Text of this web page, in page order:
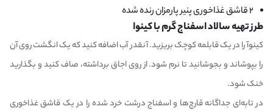
۲ قاشق غذاخوری پنیر پارمزان رنده شده
طرز تهیه سالاد اسفناج گرم با کینوا
کینوآ را در یک قابلمه کوچک بریزید. آنقدر آب اضافه کنید که یک انگشت روی آن
را بپوشاند و بجوشانید تا نرم شود. از روی اجاق برداشته، صاف کنید و بگذارید
خنک شود.
در تابه‌ای جداگانه قارچ‌ها و اسفناج درشت خرد شده را در یک قاشق غذاخوری